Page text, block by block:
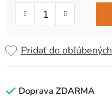
Pridať do obľúbených
Doprava ZDARMA